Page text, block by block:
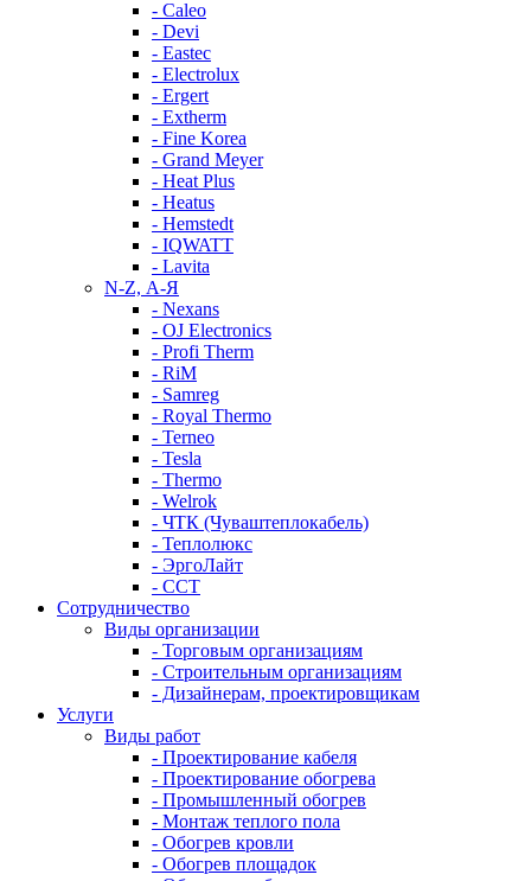
- Caleo
- Devi
- Eastec
- Electrolux
- Ergert
- Extherm
- Fine Korea
- Grand Meyer
- Heat Plus
- Heatus
- Hemstedt
- IQWATT
- Lavita
N-Z, А-Я
- Nexans
- OJ Electronics
- Profi Therm
- RiM
- Samreg
- Royal Thermo
- Terneo
- Tesla
- Thermo
- Welrok
- ЧТК (Чуваштеплокабель)
- Теплолюкс
- ЭргоЛайт
- ССТ
Сотрудничество
Виды организации
- Торговым организациям
- Строительным организациям
- Дизайнерам, проектировщикам
Услуги
Виды работ
- Проектирование кабеля
- Проектирование обогрева
- Промышленный обогрев
- Монтаж теплого пола
- Обогрев кровли
- Обогрев площадок